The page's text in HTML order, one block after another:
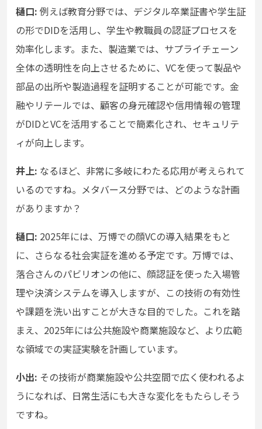
樋口: 例えば教育分野では、デジタル卒業証書や学生証
の形でDIDを活用し、学生や教職員の認証プロセスを
効率化します。また、製造業では、サプライチェーン
全体の透明性を向上させるために、VCを使って製品や
部品の出所や製造過程を証明することが可能です。金
融やリテールでは、顧客の身元確認や信用情報の管理
がDIDとVCを活用することで簡素化され、セキュリテ
ィが向上します。
井上: なるほど、非常に多岐にわたる応用が考えられて
いるのですね。メタバース分野では、どのような計画
がありますか？
樋口: 2025年には、万博での顔VCの導入結果をもと
に、さらなる社会実証を進める予定です。万博では、
落合さんのパビリオンの他に、顔認証を使った入場管
理や決済システムを導入しますが、この技術の有効性
や課題を洗い出すことが大きな目的でした。これを踏
まえ、2025年には公共施設や商業施設など、より広範
な領域での実証実験を計画しています。
小出: その技術が商業施設や公共空間で広く使われるよ
うになれば、日常生活にも大きな変化をもたらしそう
ですね。